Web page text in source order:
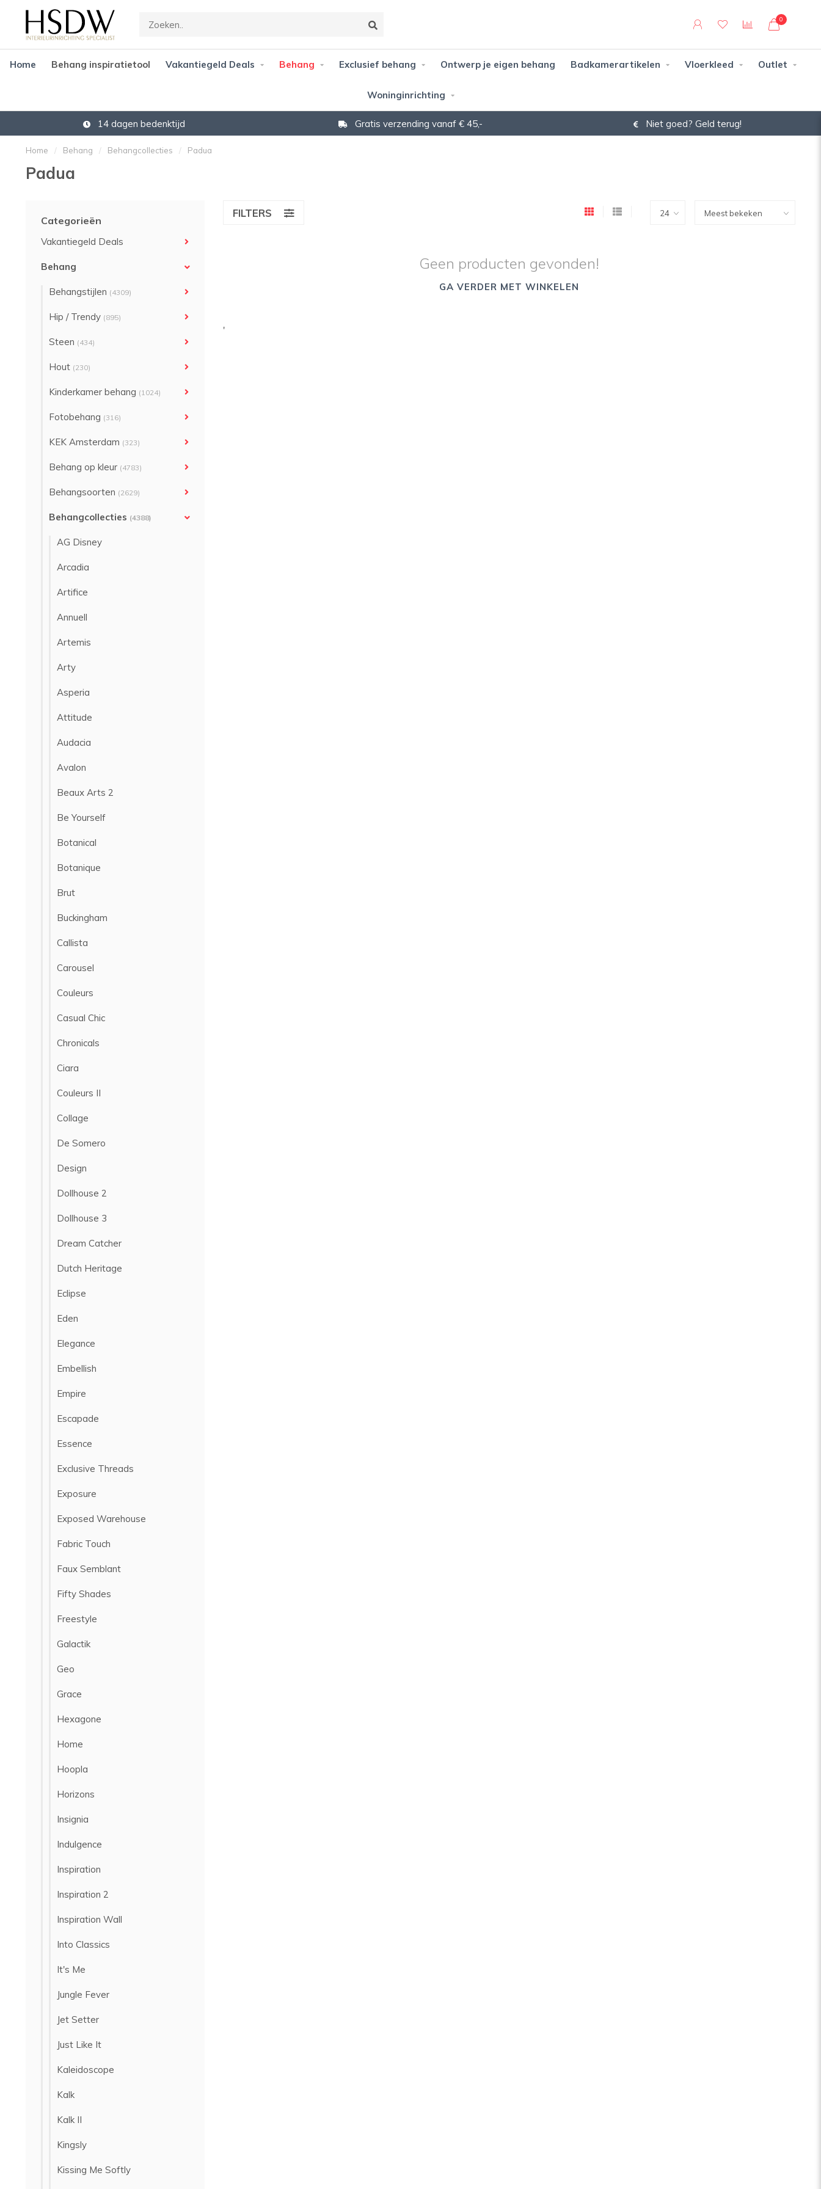
0
Home Behang inspiratietool Vakantiegeld Deals Behang Exclusief behang Ontwerp je eigen behang Badkamerartikelen Vloerkleed Outlet
Woninginrichting
14 dagen bedenktijd Gratis verzending vanaf € 45,- Niet goed? Geld terug!
Home / Behang / Behangcollecties / Padua
Padua
Categorieën
Vakantiegeld Deals
Behang
Behangstijlen (4309)
Hip / Trendy (895)
Steen (434)
Hout (230)
Kinderkamer behang (1024)
Fotobehang (316)
KEK Amsterdam (323)
Behang op kleur (4783)
Behangsoorten (2629)
Behangcollecties (4388)
AG Disney
Arcadia
Artifice
Annuell
Artemis
Arty
Asperia
Attitude
Audacia
Avalon
Beaux Arts 2
Be Yourself
Botanical
Botanique
Brut
Buckingham
Callista
Carousel
Couleurs
Casual Chic
Chronicals
Ciara
Couleurs II
Collage
De Somero
Design
Dollhouse 2
Dollhouse 3
Dream Catcher
Dutch Heritage
Eclipse
Eden
Elegance
Embellish
Empire
Escapade
Essence
Exclusive Threads
Exposure
Exposed Warehouse
Fabric Touch
Faux Semblant
Fifty Shades
Freestyle
Galactik
Geo
Grace
Hexagone
Home
Hoopla
Horizons
Insignia
Indulgence
Inspiration
Inspiration 2
Inspiration Wall
Into Classics
It's Me
Jungle Fever
Jet Setter
Just Like It
Kaleidoscope
Kalk
Kalk II
Kingsly
Kissing Me Softly
FILTERS
Geen producten gevonden!
GA VERDER MET WINKELEN
'